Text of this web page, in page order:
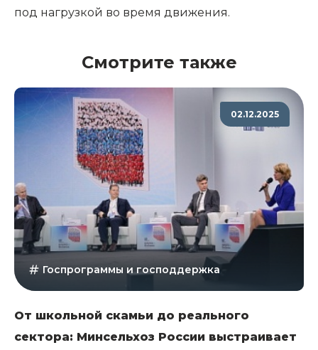
под нагрузкой во время движения.
Смотрите также
02.12.2025
Госпрограммы и господдержка
От школьной скамьи до реального
сектора: Минсельхоз России выстраивает